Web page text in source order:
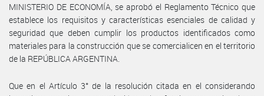
MINISTERIO DE ECONOMÍA, se aprobó el Reglamento Técnico que
establece los requisitos y características esenciales de calidad y
seguridad que deben cumplir los productos identificados como
materiales para la construcción que se comercialicen en el territorio
de la REPÚBLICA ARGENTINA.
Que en el Artículo 3° de la resolución citada en el considerando